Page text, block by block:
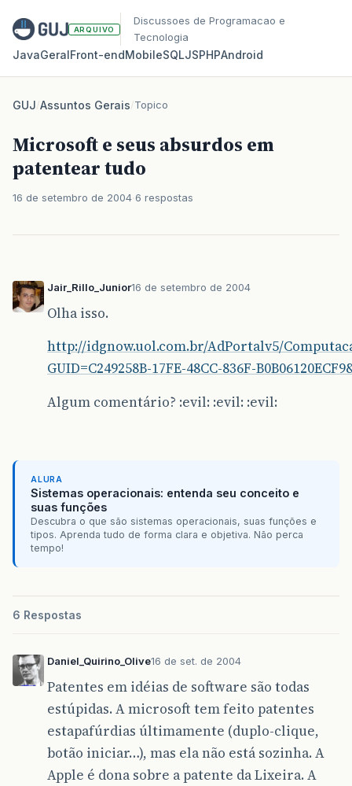
ARQUIVO
Discussoes de Programacao e
Tecnologia
JavaGeralFront‑endMobileSQLJSPHPAndroid
GUJ/Assuntos Gerais/Topico
Microsoft e seus absurdos em
patentear tudo
16 de setembro de 2004 6 respostas
Jair_Rillo_Junior16 de setembro de 2004
Olha isso.
http://idgnow.uol.com.br/AdPortalv5/
GUID=C249258B-17FE-48CC-836F-
Algum comentário? :evil: :evil: :evil:
ALURA
Sistemas operacionais: entenda seu conceito e
suas funções
Descubra o que são sistemas operacionais, suas funções e
tipos. Aprenda tudo de forma clara e objetiva. Não perca
tempo!
6 Respostas
Daniel_Quirino_Olive16 de set. de 2004
Patentes em idéias de software são todas
estúpidas. A microsoft tem feito patentes
estapafúrdias últimamente (duplo-clique,
botão iniciar…), mas ela não está sozinha. A
Apple é dona sobre a patente da Lixeira. A